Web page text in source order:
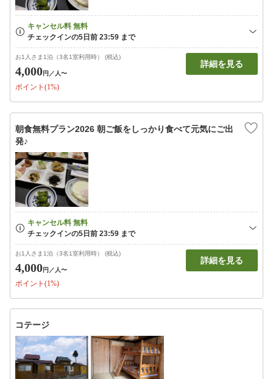
お1人さま1泊（3名1室利用時） (税込)
4,000円 ／人〜
ポイント(1%)
詳細を見る
朝食無料プラン2026 朝ご飯をしっかり食べて元気にご出
発♪
お1人さま1泊（3名1室利用時） (税込)
4,000円 ／人〜
ポイント(1%)
詳細を見る
コテージ